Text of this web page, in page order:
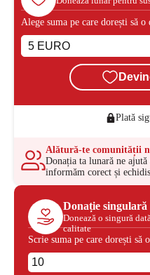
Alege suma pe care dorești să
Plată
Alătură-te comunității
Donația ta lunară ne
informăm corect și
Donație singulară
Donează o singură
calitate
Scrie suma pe care dorești să